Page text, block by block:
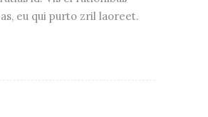
eu qui purto zril laoreet.